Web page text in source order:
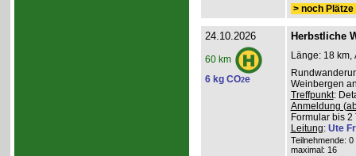
> noch
24.10.2026
60 km
6 kg CO2e
Herbstliche
Länge: 18 km,
Weinbergen
Treffpunkt:
Anmeldung
Formular bis 2
Leitung: Ute
Teilnehmende:
maximal: 16